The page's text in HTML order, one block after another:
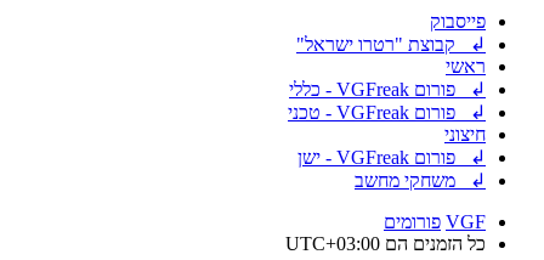
פייסבוק
↲ קבוצת "רטרו ישראל"
ראשי
↲ פורום VGFreak - כללי
↲ פורום VGFreak - טכני
חיצוני
↲ פורום VGFreak - ישן
↲ משחקי מחשב
VGF פורומים
כל הזמנים הם UTC+03:00